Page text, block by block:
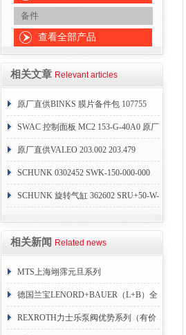
备件
查看全部产品
相关文章 Relevant articles
原厂直供BINKS 膜片备件包 107755
SWAC 控制面板 MC2 153-G-40A0 原厂
直销
原厂直供VALEO 203.002 203.479
SCHUNK 0302452 SWK-150-000-000
SCHUNK 旋转气缸 362602 SRU+50-W-
相关新闻 Related news
MTS上海翊霈元旦系列
RHM3050MR081A01
德国兰宝LENORD+BAUER（L+B）全
系列编码器
REXROTH力士乐泵阀优势系列（有价